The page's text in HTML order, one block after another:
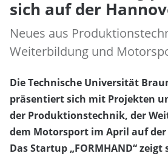
sich auf der
Neues aus
Weiterbildung und
Die Technische Universität
präsentiert sich mit Projekten
der Produktionstechnik, der
dem Motorsport im April auf der
Das Startup „FORMHAND“